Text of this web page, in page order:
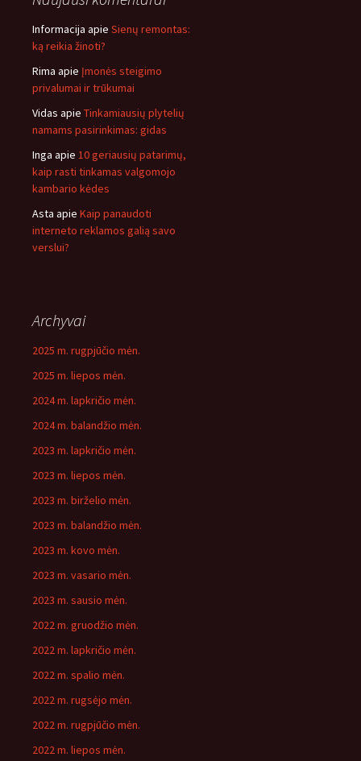
Informacija apie Sienų remontas:
ką reikia žinoti?
Rima apie Įmonės steigimo
privalumai ir trūkumai
Vidas apie Tinkamiausių plytelių
namams pasirinkimas: gidas
Inga apie 10 geriausių patarimų,
kaip rasti tinkamas valgomojo
kambario kėdes
Asta apie Kaip panaudoti
interneto reklamos galią savo
verslui?
Archyvai
2025 m. rugpjūčio mėn.
2025 m. liepos mėn.
2024 m. lapkričio mėn.
2024 m. balandžio mėn.
2023 m. lapkričio mėn.
2023 m. liepos mėn.
2023 m. birželio mėn.
2023 m. balandžio mėn.
2023 m. kovo mėn.
2023 m. vasario mėn.
2023 m. sausio mėn.
2022 m. gruodžio mėn.
2022 m. lapkričio mėn.
2022 m. spalio mėn.
2022 m. rugsėjo mėn.
2022 m. rugpjūčio mėn.
2022 m. liepos mėn.